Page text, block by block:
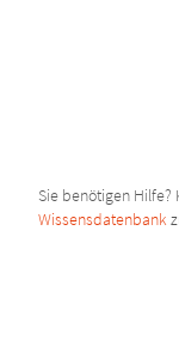
Sie benötigen Hilfe?
Wissensdatenbank